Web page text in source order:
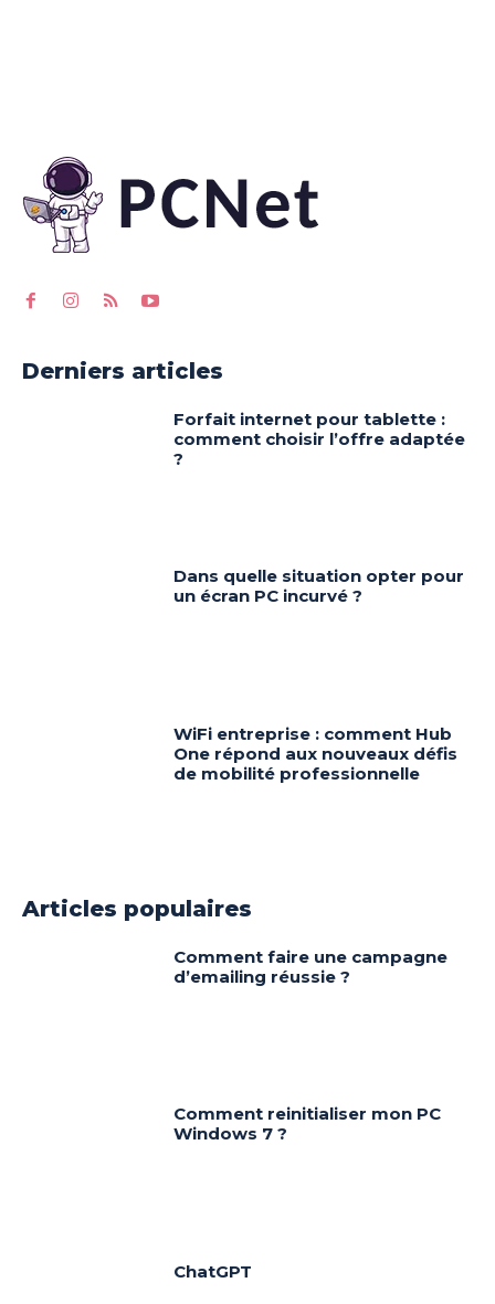
Derniers articles
Forfait internet pour tablette :
comment choisir l’offre adaptée
?
Dans quelle situation opter pour
un écran PC incurvé ?
WiFi entreprise : comment Hub
One répond aux nouveaux défis
de mobilité professionnelle
Articles populaires
Comment faire une campagne
d’emailing réussie ?
Comment reinitialiser mon PC
Windows 7 ?
ChatGPT